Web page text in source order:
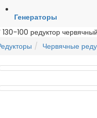
Генераторы
130-100 редуктор червячный
Червячные